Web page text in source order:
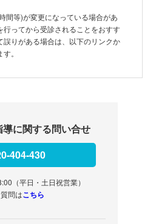
間等)が変更になっている場合があ
行ってから受診されることをおすす
誤りがある場合は、以下のリンクか
。
に関する問い合せ
404-430
（平日・土日祝営業）
問はこちら